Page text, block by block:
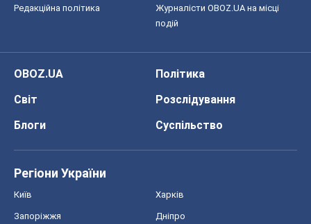
Редакційна політика
Журналісти OBOZ.UA на місці
подій
OBOZ.UA
Політика
Світ
Розслідування
Блоги
Суспільство
Регіони України
Київ Харків
Запоріжжя Дніпро